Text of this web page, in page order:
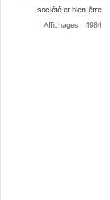
société et bien-être
Affichages : 4984